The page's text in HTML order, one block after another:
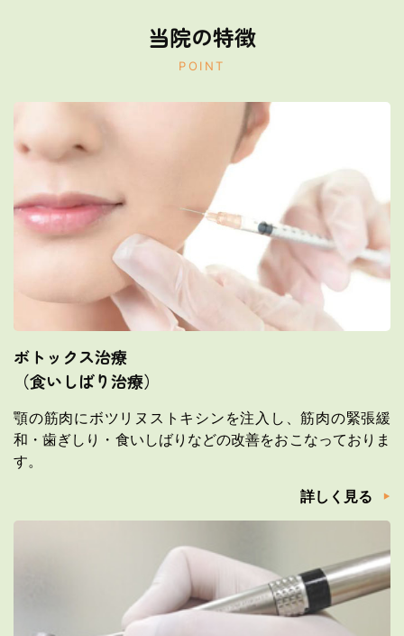
当院の特徴
POINT
ボトックス治療
（食いしばり治療）
顎の筋肉にボツリヌストキシンを注入し、筋肉の緊張緩
和・歯ぎしり・食いしばりなどの改善をおこなっておりま
す。
詳しく見る